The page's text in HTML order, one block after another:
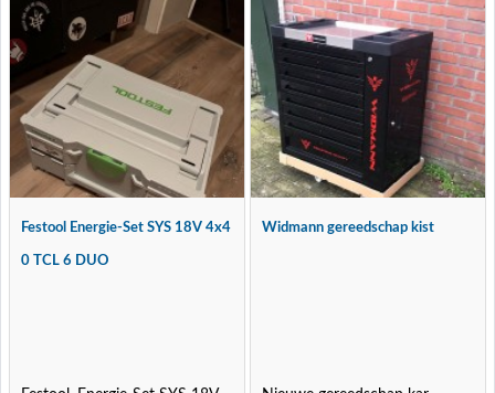
Festool Energie-Set SYS 18V 4x4
0 TCL 6 DUO
Widmann gereedschap kist